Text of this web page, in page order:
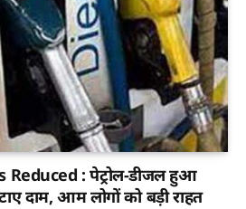
Reduced : पेट्रोल-डीजल हुआ
दाम, आम लोगों को बड़ी राहत